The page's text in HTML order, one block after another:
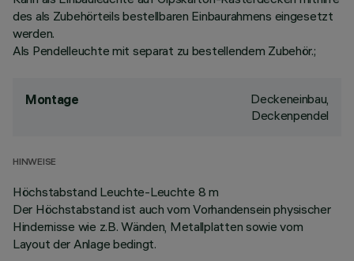
des als Zubehörteils bestellbaren Einbaurahmens eingesetzt
werden.
Als Pendelleuchte mit separat zu bestellendem Zubehör.;
Montage
Deckeneinbau,
Deckenpendel
HINWEISE
Höchstabstand Leuchte-Leuchte 8 m
Der Höchstabstand ist auch vom Vorhandensein physischer
Hindernisse wie z.B. Wänden, Metallplatten sowie vom
Layout der Anlage bedingt.